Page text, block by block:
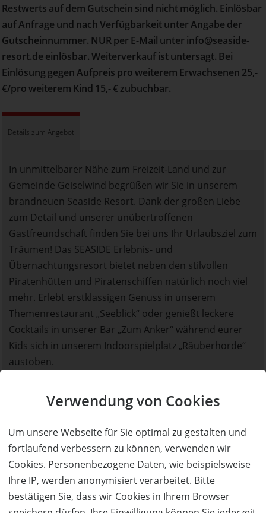
Verwendung von Cookies
Um unsere Webseite für Sie optimal zu gestalten und
fortlaufend verbessern zu können, verwenden wir
Cookies. Personenbezogene Daten, wie beispielsweise
Ihre IP, werden anonymisiert verarbeitet. Bitte
bestätigen Sie, dass wir Cookies in Ihrem Browser
Restwerts auf dem Gutschein sind nicht möglich. Einlösbar
auf Anfrage und nach Verfügbarkeit unter Angabe der
Gutscheinnummer. NUR per E-Mail unter info@seaside-
resort.de einlösbar. Weiterverkauf ist untersagt. Bei
Einlösung gegen Aufpreis pro weiterem Erwachsenen 25,-
€/pro weiterem Kind 15,- € zubuchbar.
Details zum Angebot
In unmittelbarer Nähe zum Freizeit-Land und zur
Gemeinde Geiselwind begrüßen wir Sie in unserem
brandneuen Seaside Resort. Dank der großen Liebe
zum Detail und unserer unübertroffenen
Gastfreundschaft finden Sie bei uns Ihr Urlaubsziel zum
Träumen! Das SEASIDE Erlebnis- und
Übernachtungsresort bietet neben den stilvollen
Piratenhütten und Piratenschiffen natürlich noch viel
mehr. Erlebt erstklassigen Genuss in unserem
Themenrestaurant „Seeblick“ oder genießt leckere
Cocktails in unserer Bar „Zum Anker“ während eurer
Kids sich in unserem Indoorspielplatz „Räuberhorde“
austoben.
Erstklassig Übernachten in unseren stilvollen
Piratenschiffen und Piratenhütten
Für alle die nicht genug Erleben können, geht das
Abenteuer auch nach Parkschluss weiter. Die
Bungalows sind voll ausgestattet und liebevoll
thematisiert . Ihr verbringt eine einzigartige Nacht
voller Action, Fun und Abenteuer. In nur 2 Gehminuten
erreicht ihr das
Freizeit-Land Geiselwind